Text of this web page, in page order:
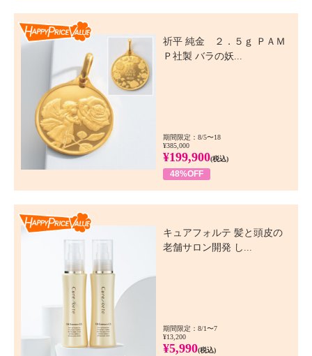
祈平 純金 ２．５ｇ ＰＡＭ
Ｐ社製 バラの妖...
期間限定：8/5〜18
¥385,000
¥199,900(税込)
48%OFF
キュアフォルテ 髪と頭皮の
老舗サロン開発 し...
期間限定：8/1〜7
¥13,200
¥5,990(税込)